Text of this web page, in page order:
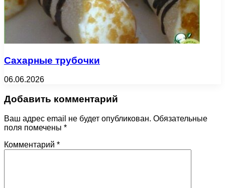
Сахарные трубочки
06.06.2026
Добавить комментарий
Ваш адрес email не будет опубликован. Обязательные
поля помечены *
Комментарий *